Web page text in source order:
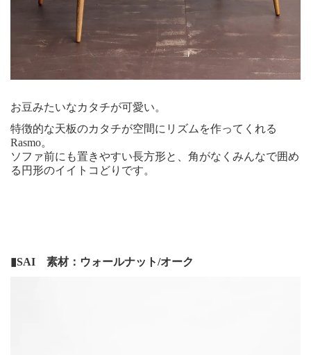
お豆みたいなカタチが可愛い。
特徴的な天板のカタチが空間にリズムを作ってくれる
Rasmo。
ソファ前にも置きやすい長方形と、角がなくみんなで囲め
る円形のイイトコどりです。
▮SAI 素材：ウォールナット/オーク